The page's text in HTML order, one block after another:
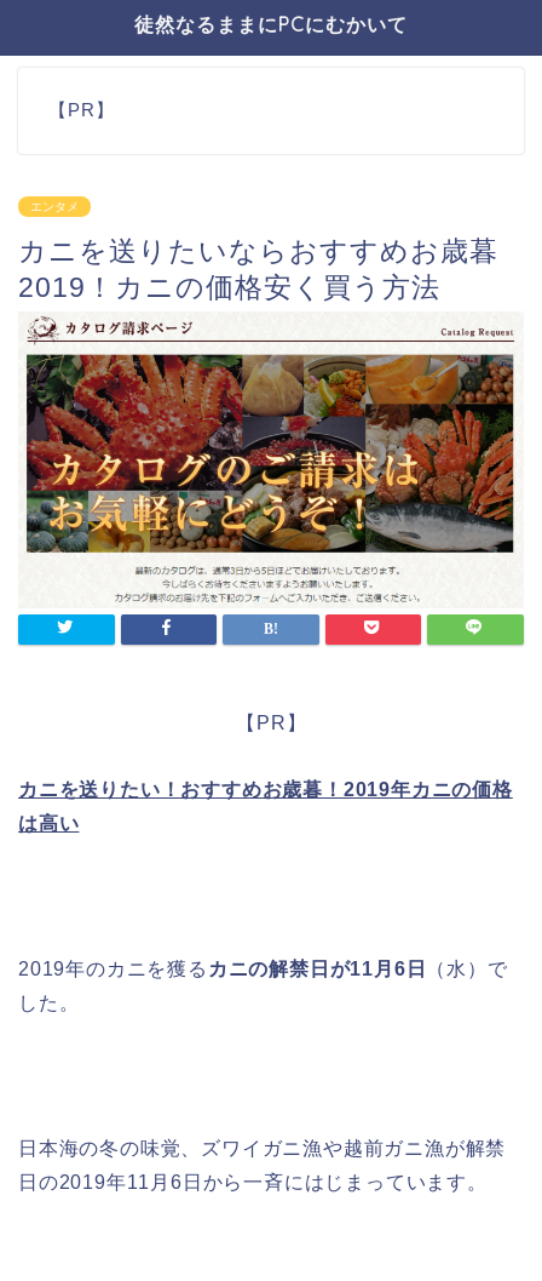
徒然なるままにPCにむかいて
【PR】
エンタメ
カニを送りたいならおすすめお歳暮
2019！カニの価格安く買う方法
【PR】
カニを送りたい！おすすめお歳暮！2019年カニの価格
は高い
2019年のカニを獲る カニの解禁日が11月6日
（水）で
した。
日本海の冬の味覚、ズワイガニ漁や越前ガニ漁が解禁
日の2019年11月6日から一斉にはじまっています。